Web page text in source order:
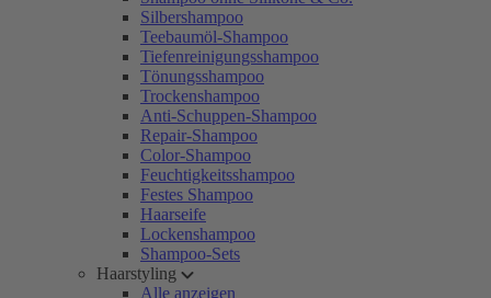
Silbershampoo
Teebaumöl-Shampoo
Tiefenreinigungsshampoo
Tönungsshampoo
Trockenshampoo
Anti-Schuppen-Shampoo
Repair-Shampoo
Color-Shampoo
Feuchtigkeitsshampoo
Festes Shampoo
Haarseife
Lockenshampoo
Shampoo-Sets
Haarstyling
Alle anzeigen